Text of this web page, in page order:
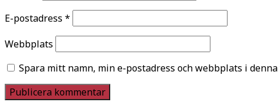
E-postadress *
Webbplats
Spara mitt namn, min e-postadress och webbplats i